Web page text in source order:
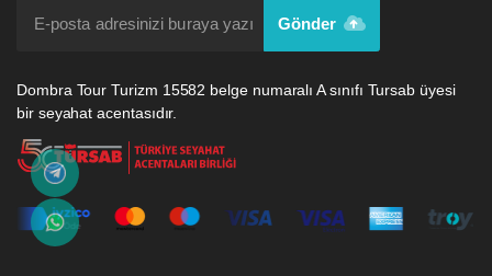
Gönder
Dombra Tour Turizm 15582 belge numaralı A sınıfı Tursab üyesi
bir seyahat acentasıdır.